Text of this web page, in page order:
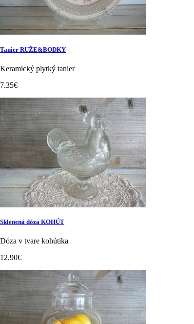
Tanier RUŽE&BODKY
Keramický plytký tanier
7.35€
Sklenená dóza KOHÚT
Dóza v tvare kohútika
12.90€